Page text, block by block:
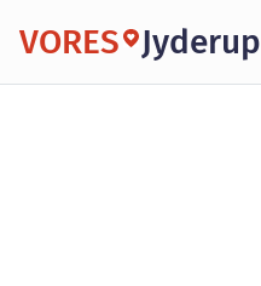
VORES Jyderup